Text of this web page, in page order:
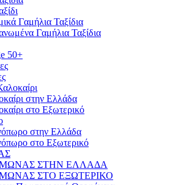
Γαμήλια Ταξίδια
Γαμήλια Ταξίδια
50+
στην Ελλάδα
στο Εξωτερικό
στην Ελλάδα
στο Εξωτερικό
ΣΤΗΝ ΕΛΛΑΔΑ
ΣΤΟ ΕΞΩΤΕΡΙΚΟ